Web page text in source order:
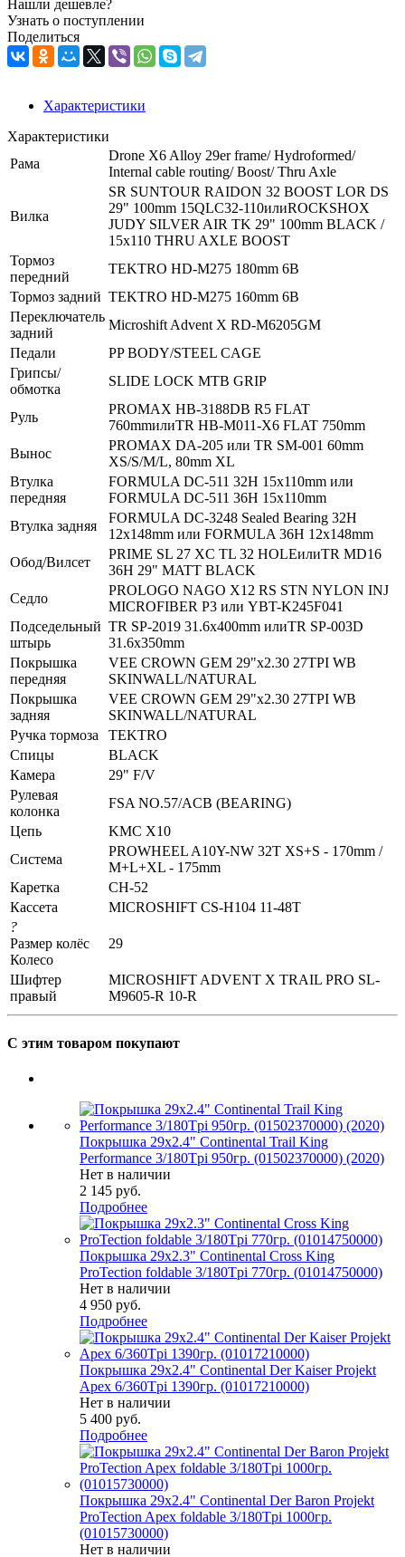
Нашли дешевле?
Узнать о поступлении
Поделиться
Характеристики
Характеристики
Рама
Drone X6 Alloy 29er frame/ Hydroformed/
Internal cable routing/ Boost/ Thru Axle
Вилка
SR SUNTOUR RAIDON 32 BOOST LOR DS
29" 100mm 15QLC32-110илиROCKSHOX
JUDY SILVER AIR TK 29" 100mm BLACK /
15x110 THRU AXLE BOOST
Тормоз
передний
TEKTRO HD-M275 180mm 6B
Тормоз задний TEKTRO HD-M275 160mm 6B
Переключатель
задний
Microshift Advent X RD-M6205GM
Педали
PP BODY/STEEL CAGE
Грипсы/
обмотка
SLIDE LOCK MTB GRIP
Руль
PROMAX HB-3188DB R5 FLAT
760mmилиTR HB-M011-X6 FLAT 750mm
Вынос
PROMAX DA-205 или TR SM-001 60mm
XS/S/M/L, 80mm XL
Втулка
передняя
FORMULA DC-511 32H 15x110mm или
FORMULA DC-511 36H 15x110mm
Втулка задняя
FORMULA DC-3248 Sealed Bearing 32H
12x148mm или FORMULA 36H 12x148mm
Обод/Вилсет
PRIME SL 27 XC TL 32 HOLEилиTR MD16
36H 29" MATT BLACK
Седло
PROLOGO NAGO X12 RS STN NYLON INJ
MICROFIBER P3 или YBT-K245F041
Подседельный
штырь
TR SP-2019 31.6x400mm илиTR SP-003D
31.6x350mm
Покрышка
передняя
VEE CROWN GEM 29"x2.30 27TPI WB
SKINWALL/NATURAL
Покрышка
задняя
VEE CROWN GEM 29"x2.30 27TPI WB
SKINWALL/NATURAL
Ручка тормоза
TEKTRO
Спицы
BLACK
Камера
29" F/V
Рулевая
колонка
FSA NO.57/ACB (BEARING)
Цепь
KMC X10
Система
PROWHEEL A10Y-NW 32T XS+S - 170mm /
M+L+XL - 175mm
Каретка
CH-52
Кассета
MICROSHIFT CS-H104 11-48T
?
Размер колёс
Колесо
29
Шифтер
правый
MICROSHIFT ADVENT X TRAIL PRO SL-
M9605-R 10-R
С этим товаром покупают
Покрышка 29x2.4" Continental Trail King
Performance 3/180Tpi 950гр. (01502370000) (2020)
Нет в наличии
2 145 руб.
Подробнее
Покрышка 29x2.3" Continental Cross King
ProTection foldable 3/180Tpi 770гр. (01014750000)
Нет в наличии
4 950 руб.
Подробнее
Покрышка 29x2.4" Continental Der Kaiser Projekt
Apex 6/360Tpi 1390гр. (01017210000)
Нет в наличии
5 400 руб.
Подробнее
Покрышка 29x2.4" Continental Der Baron Projekt
ProTection Apex foldable 3/180Tpi 1000гр.
(01015730000)
Нет в наличии